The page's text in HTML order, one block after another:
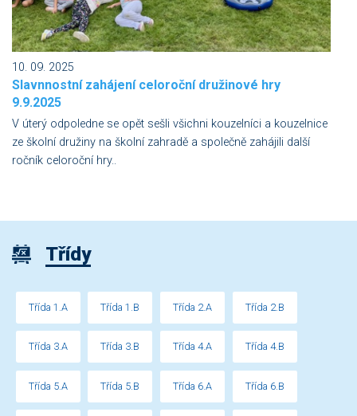
10. 09. 2025
Slavnnostní zahájení celoroční družinové hry
9.9.2025
V úterý odpoledne se opět sešli všichni kouzelníci a kouzelnice
ze školní družiny na školní zahradě a společně zahájili další
ročník celoroční hry..
Třídy
Třída 1.A Třída 1.B Třída 2.A Třída 2.B
Třída 3.A Třída 3.B Třída 4.A Třída 4.B
Třída 5.A Třída 5.B Třída 6.A Třída 6.B